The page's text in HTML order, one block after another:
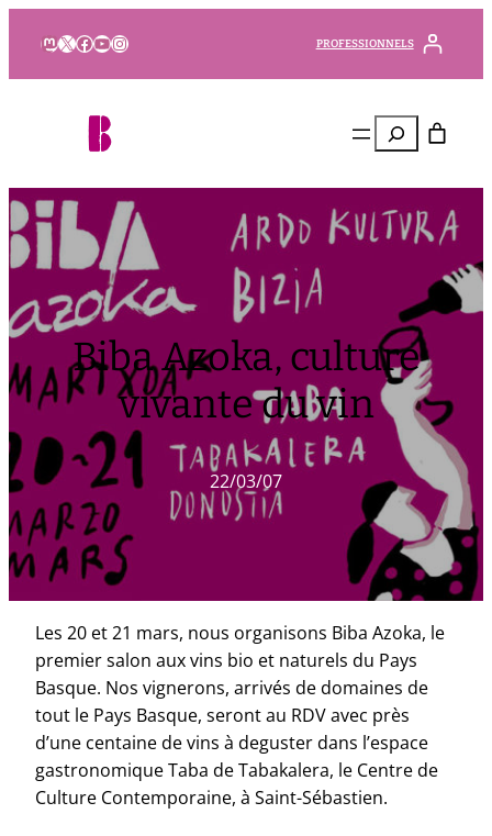
Mastodon
X Facebook
YouTube
Instagram PROFESSIONNELS
Rechercher
Biba Azoka, culture
vivante du vin
22/03/07
Les 20 et 21 mars, nous organisons Biba Azoka, le
premier salon aux vins bio et naturels du Pays
Basque. Nos vignerons, arrivés de domaines de
tout le Pays Basque, seront au RDV avec près
d’une centaine de vins à deguster dans l’espace
gastronomique Taba de Tabakalera, le Centre de
Culture Contemporaine, à Saint-Sébastien.